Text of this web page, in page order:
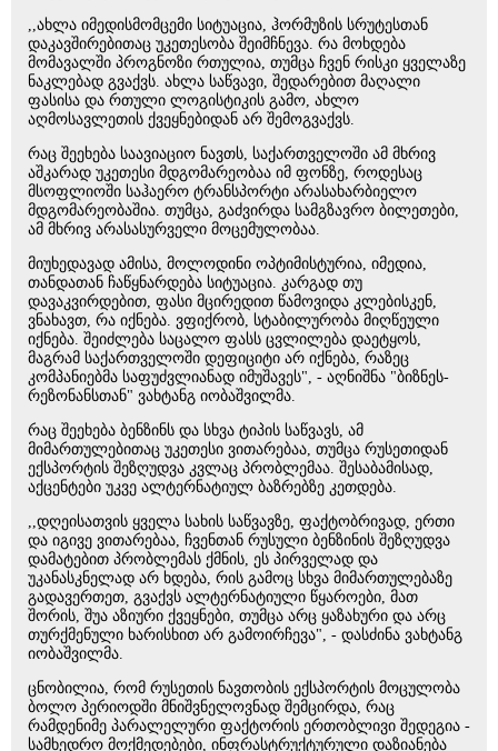
,,ახლა იმედისმომცემი სიტუაცია, ჰორმუზის სრუტესთან
დაკავშირებითაც უკეთესობა შეიმჩნევა. რა მოხდება
მომავალში პროგნოზი რთულია, თუმცა ჩვენ რისკი ყველაზე
ნაკლებად გვაქვს. ახლა საწვავი, შედარებით მაღალი
ფასისა და რთული ლოგისტიკის გამო, ახლო
აღმოსავლეთის ქვეყნებიდან არ შემოგვაქვს.
რაც შეეხება საავიაციო ნავთს, საქართველოში ამ მხრივ
აშკარად უკეთესი მდგომარეობაა იმ ფონზე, როდესაც
მსოფლიოში საჰაერო ტრანსპორტი არასახარბიელო
მდგომარეობაშია. თუმცა, გაძვირდა სამგზავრო ბილეთები,
ამ მხრივ არასასურველი მოცემულობაა.
მიუხედავად ამისა, მოლოდინი ოპტიმისტურია, იმედია,
თანდათან ჩაწყნარდება სიტუაცია. კარგად თუ
დავაკვირდებით, ფასი მცირედით წამოვიდა კლებისკენ,
ვნახავთ, რა იქნება. ვფიქრობ, სტაბილურობა მიღწეული
იქნება. შეიძლება საცალო ფასს ცვლილება დაეტყოს,
მაგრამ საქართველოში დეფიციტი არ იქნება, რაზეც
კომპანიებმა საფუძვლიანად იმუშავეს", - აღნიშნა "ბიზნეს-
რეზონანსთან" ვახტანგ იობაშვილმა.
რაც შეეხება ბენზინს და სხვა ტიპის საწვავს, ამ
მიმართულებითაც უკეთესი ვითარებაა, თუმცა რუსეთიდან
ექსპორტის შეზღუდვა კვლაც პრობლემაა. შესაბამისად,
აქცენტები უკვე ალტერნატიულ ბაზრებზე კეთდება.
,,დღეისათვის ყველა სახის საწვავზე, ფაქტობრივად, ერთი
და იგივე ვითარებაა, ჩვენთან რუსული ბენზინის შეზღუდვა
დამატებით პრობლემას ქმნის, ეს პირველად და
უკანასკნელად არ ხდება, რის გამოც სხვა მიმართულებაზე
გადავერთეთ, გვაქვს ალტერნატიული წყაროები, მათ
შორის, შუა აზიური ქვეყნები, თუმცა არც ყაზახური და არც
თურქმენული ხარისხით არ გამოირჩევა", - დასძინა ვახტანგ
იობაშვილმა.
ცნობილია, რომ რუსეთის ნავთობის ექსპორტის მოცულობა
ბოლო პერიოდში მნიშვნელოვნად შემცირდა, რაც
რამდენიმე პარალელური ფაქტორის ერთობლივი შედეგია -
სამხედრო მოქმედებები, ინფრასტრუქტურული დაზიანება